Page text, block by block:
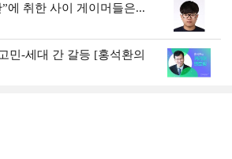
에 취한 사이 게이머들은...
민-세대 간 갈등 [홍석환의